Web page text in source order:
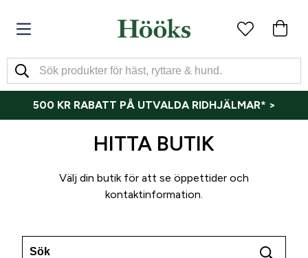
500 KR RABATT PÅ UTVALDA RIDHJÄLMAR* >
HITTA BUTIK
Välj din butik för att se öppettider och
kontaktinformation.